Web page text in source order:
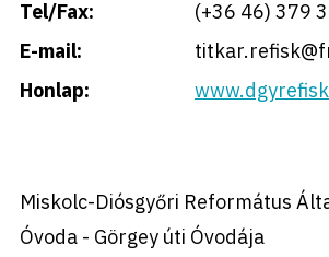
Tel/Fax:
(+36 46) 379
E-mail:
Honlap:
Miskolc-Diósgyőri Református
Óvoda - Görgey úti Óvodája